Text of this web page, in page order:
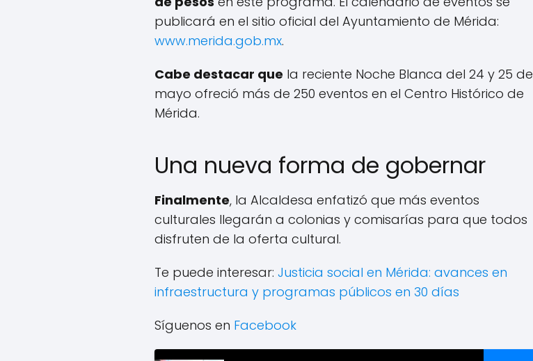
publicará en el sitio oficial del Ayuntamiento de Mérida:
www.merida.gob.mx.
Cabe destacar que la reciente Noche Blanca del 24 y 25 de
mayo ofreció más de 250 eventos en el Centro Histórico de
Mérida.
Una nueva forma de gobernar
Finalmente, la Alcaldesa enfatizó que más eventos
culturales llegarán a colonias y comisarías para que todos
disfruten de la oferta cultural.
Te puede interesar: Justicia social en Mérida: avances en
infraestructura y programas públicos en 30 días
Síguenos en Facebook